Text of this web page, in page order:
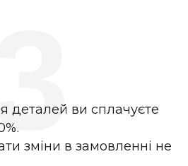
деталей ви сплачуєте
зміни в замовленні не